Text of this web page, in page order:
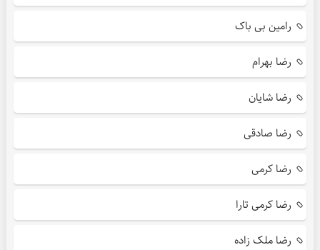
رامین بی باک
رضا بهرام
رضا شایان
رضا صادقی
رضا کرمی
رضا کرمی تارا
رضا ملک زاده